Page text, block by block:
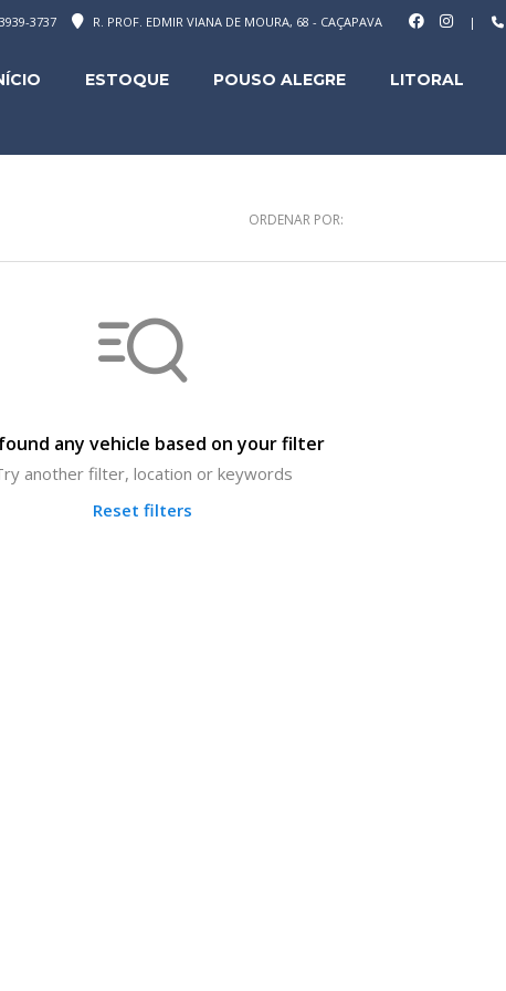
|
R. PROF. EDMIR VIANA DE MOURA, 68 - CAÇAPAVA
3737
ESTOQUE POUSO ALEGRE LITORAL
ORDENAR POR:
any vehicle based on your filter
another filter, location or keywords
Reset filters